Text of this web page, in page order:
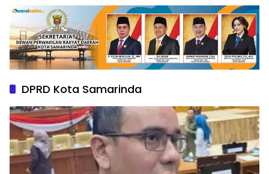
DPRD Kota Samarinda